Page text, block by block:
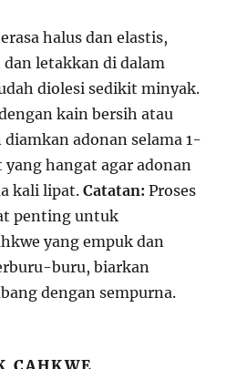
halus dan elastis,
letakkan di dalam
diolesi sedikit minyak.
kain bersih atau
adonan selama 1-
yang hangat agar adonan
kali lipat.Catatan: Proses
penting untuk
yang empuk dan
buru, biarkan
dengan sempurna.